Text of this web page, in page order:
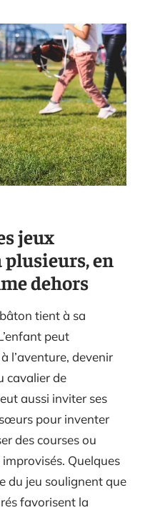
jeux
en
dehors
tient à sa
peut
l’aventure, devenir
cavalier de
aussi inviter ses
pour inventer
des courses ou
Quelques
du jeu soulignent que
favorisent la